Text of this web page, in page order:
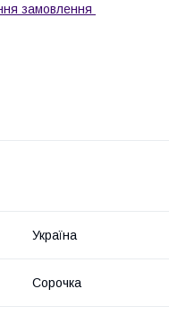
замовлення
Україна
Сорочка